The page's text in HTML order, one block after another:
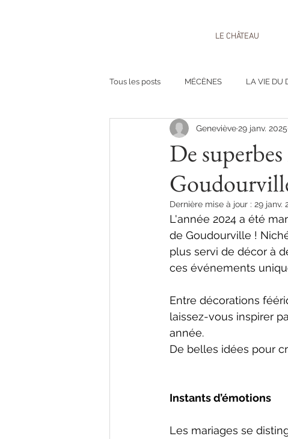
LE CHÂTEAU
Tous les posts MÉCÈNES LA VIE DU
De
Geneviève29 janv. 2025
Dernière mise à jour : 29 janv.
L'année 2024 a été
de Goudourville !
plus servi de décor à
ces événements
Entre décorations
laissez-vous inspirer
année.
De belles idées pour
Instants d’émotions
Les mariages se